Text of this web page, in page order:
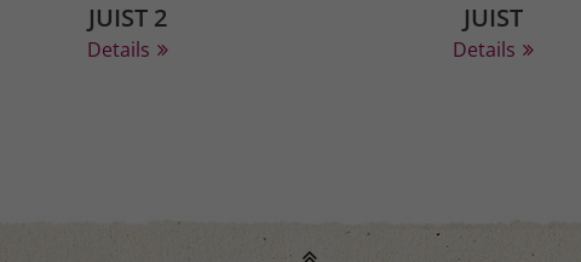
JUIST 2
Details
JUIST
Details